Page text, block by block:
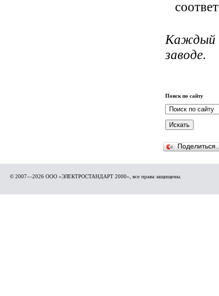
Каждый
заводе.
Поиск по сайту
© 2007—2026 ООО «ЭЛЕКТРОСТАНДАРТ 2000», все права защищены.